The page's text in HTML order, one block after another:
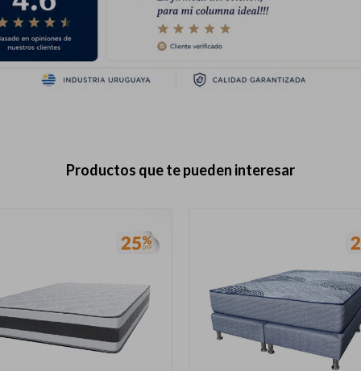
Productos que te pueden interesar